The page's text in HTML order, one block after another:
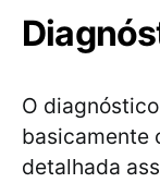
O
basicamente
detalhada